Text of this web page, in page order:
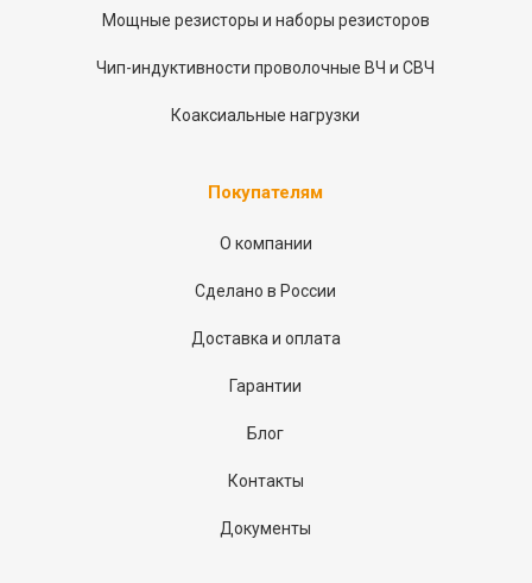
Мощные резисторы и наборы резисторов
Чип-индуктивности проволочные ВЧ и СВЧ
Коаксиальные нагрузки
Покупателям
О компании
Сделано в России
Доставка и оплата
Гарантии
Блог
Контакты
Документы